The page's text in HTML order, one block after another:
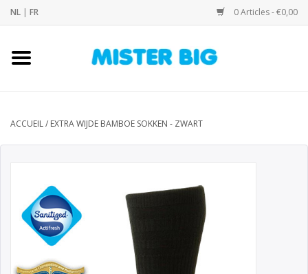
NL | FR 0 Articles - €0,00
Accueil
Notre Boutique
Marques
ACCUEIL/ EXTRA WIJDE BAMBOE SOKKEN - ZWART